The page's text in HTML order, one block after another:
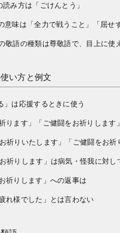
読み方は「ごけんとう」
意味は「全力で戦うこと」「屈せ
敬語の種類は尊敬語で、目上に使
い方と例文
」は応援するときに使う
祈ります」「ご健闘をお祈りしま
お祈りいたします」「ご健闘をお
お祈りします」は病気・怪我に対し
祈りします」への返事は
れ様でした」とは言わない